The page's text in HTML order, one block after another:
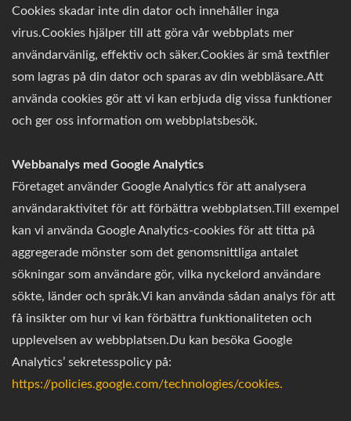
Cookies skadar inte din dator och innehåller inga
virus.Cookies hjälper till att göra vår webbplats mer
användarvänlig, effektiv och säker.Cookies är små textfiler
som lagras på din dator och sparas av din webbläsare.Att
använda cookies gör att vi kan erbjuda dig vissa funktioner
och ger oss information om webbplatsbesök.
Webbanalys med Google Analytics
Företaget använder Google Analytics för att analysera
användaraktivitet för att förbättra webbplatsen.Till exempel
kan vi använda Google Analytics-cookies för att titta på
aggregerade mönster som det genomsnittliga antalet
sökningar som användare gör, vilka nyckelord användare
sökte, länder och språk.Vi kan använda sådan analys för att
få insikter om hur vi kan förbättra funktionaliteten och
upplevelsen av webbplatsen.Du kan besöka Google
Analytics’ sekretesspolicy på:
https://policies.google.com/technologies/cookies.